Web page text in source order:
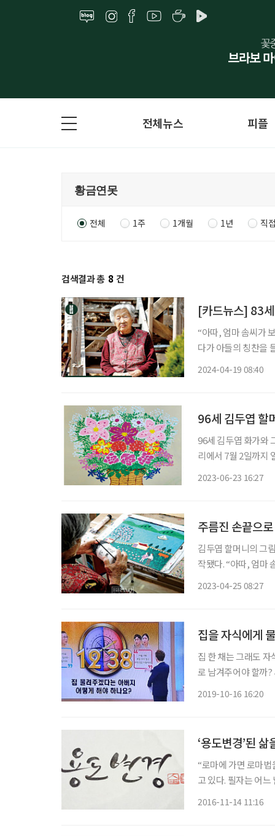
전체뉴스 피플
전체 1주 1개월 1년 직
검색결과 총 8 건
[카드뉴스] 83
“아따, 엄마 솜씨가 보통이 아닌데?” 여든셋의 어느
다가 아들의 칭찬을
2024-04-19 08:40
96세 김두엽 할
96세 김두엽 화가와
리에서 7월 2일까지 열린다. 김두엽 씨는 여든셋에 그림을 시작해
2023-06-23 16:27
주름진 손끝으
김두엽 할머니의 그
작됐다. “아따, 엄마
2023-04-25 08:27
집을 자식에게
집 한 채는 그래도
로 남겨주어야 할까
2019-10-16 16:20
‘용도변경’된
“로마에 가면 로마
고 있다. 필자는 어
2016-11-14 11:16